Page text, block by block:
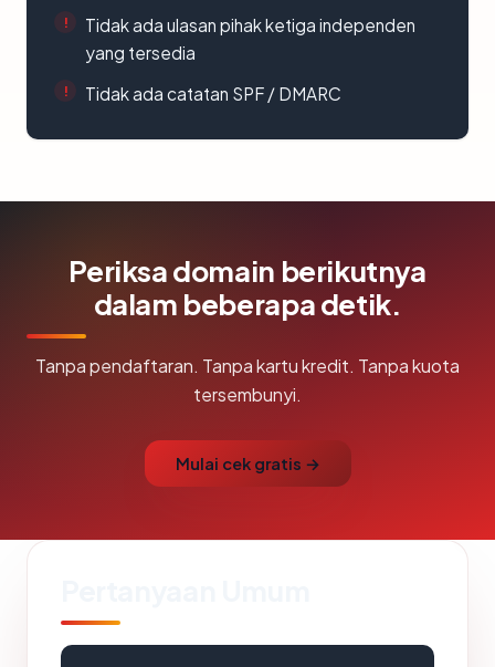
Tidak ada ulasan pihak ketiga independen
yang tersedia
Tidak ada catatan SPF / DMARC
Periksa domain berikutnya
dalam beberapa detik.
Tanpa pendaftaran. Tanpa kartu kredit. Tanpa kuota
tersembunyi.
Mulai cek gratis →